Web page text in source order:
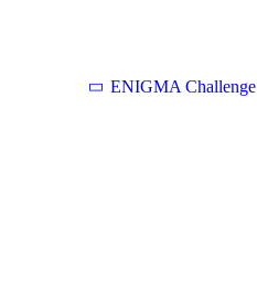
ENIGMA Challenge